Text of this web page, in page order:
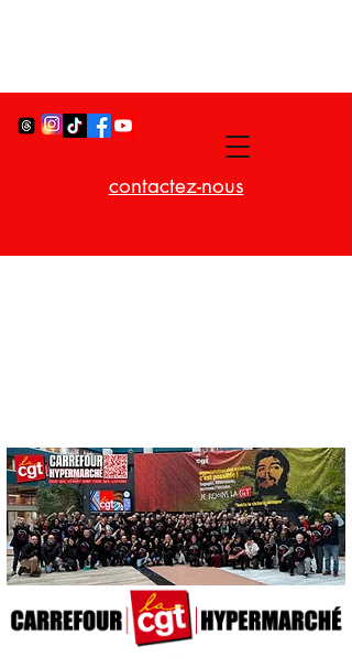
contactez-nous